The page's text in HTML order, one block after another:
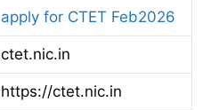
apply for CTET Feb2026
ctet.nic.in
https://ctet.nic.in